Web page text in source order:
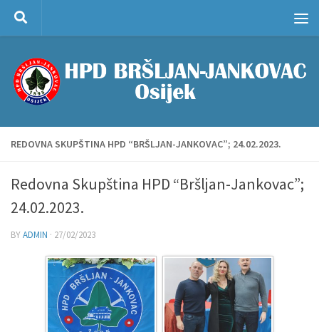
Skip to content
REDOVNA SKUPŠTINA HPD “BRŠLJAN-JANKOVAC”; 24.02.2023.
Redovna Skupština HPD “Bršljan-Jankovac”;
24.02.2023.
BYADMIN · 27/02/2023